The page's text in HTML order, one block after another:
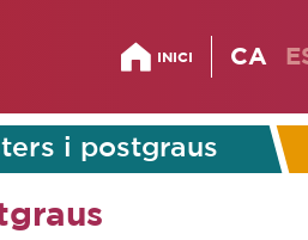
INICI CA
i postgraus